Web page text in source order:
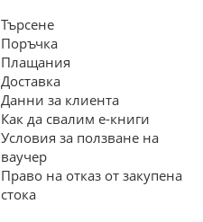
Търсене
Поръчка
Плащания
Доставка
Данни за клиента
Как да свалим е-книги
Условия за ползване на
ваучер
Право на отказ от закупена
стока